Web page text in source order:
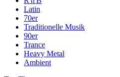
Latin
70er
Traditionelle Musik
90er
Trance
Heavy Metal
Ambient